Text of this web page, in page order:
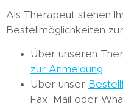
Als Therapeut stehen
Bestellmöglichkeiten
Über unseren
zur Anmeldung
Über unser
Fax, Mail oder